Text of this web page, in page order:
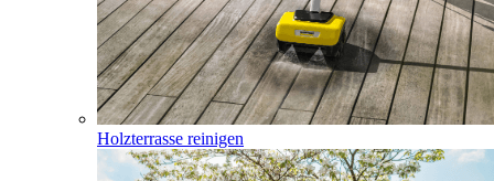
Holzterrasse reinigen